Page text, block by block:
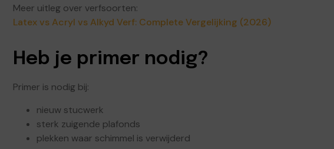
Meer uitleg over verfsoorten:
Latex vs Acryl vs Alkyd Verf: Complete Vergelijking (2026)
Heb je primer nodig?
Primer is nodig bij:
nieuw stucwerk
sterk zuigende plafonds
plekken waar schimmel is verwijderd